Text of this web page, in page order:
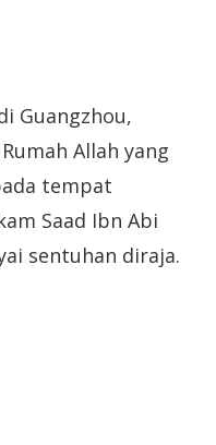
Guangzhou,
Allah yang
tempat
Saad Ibn Abi
sentuhan diraja.